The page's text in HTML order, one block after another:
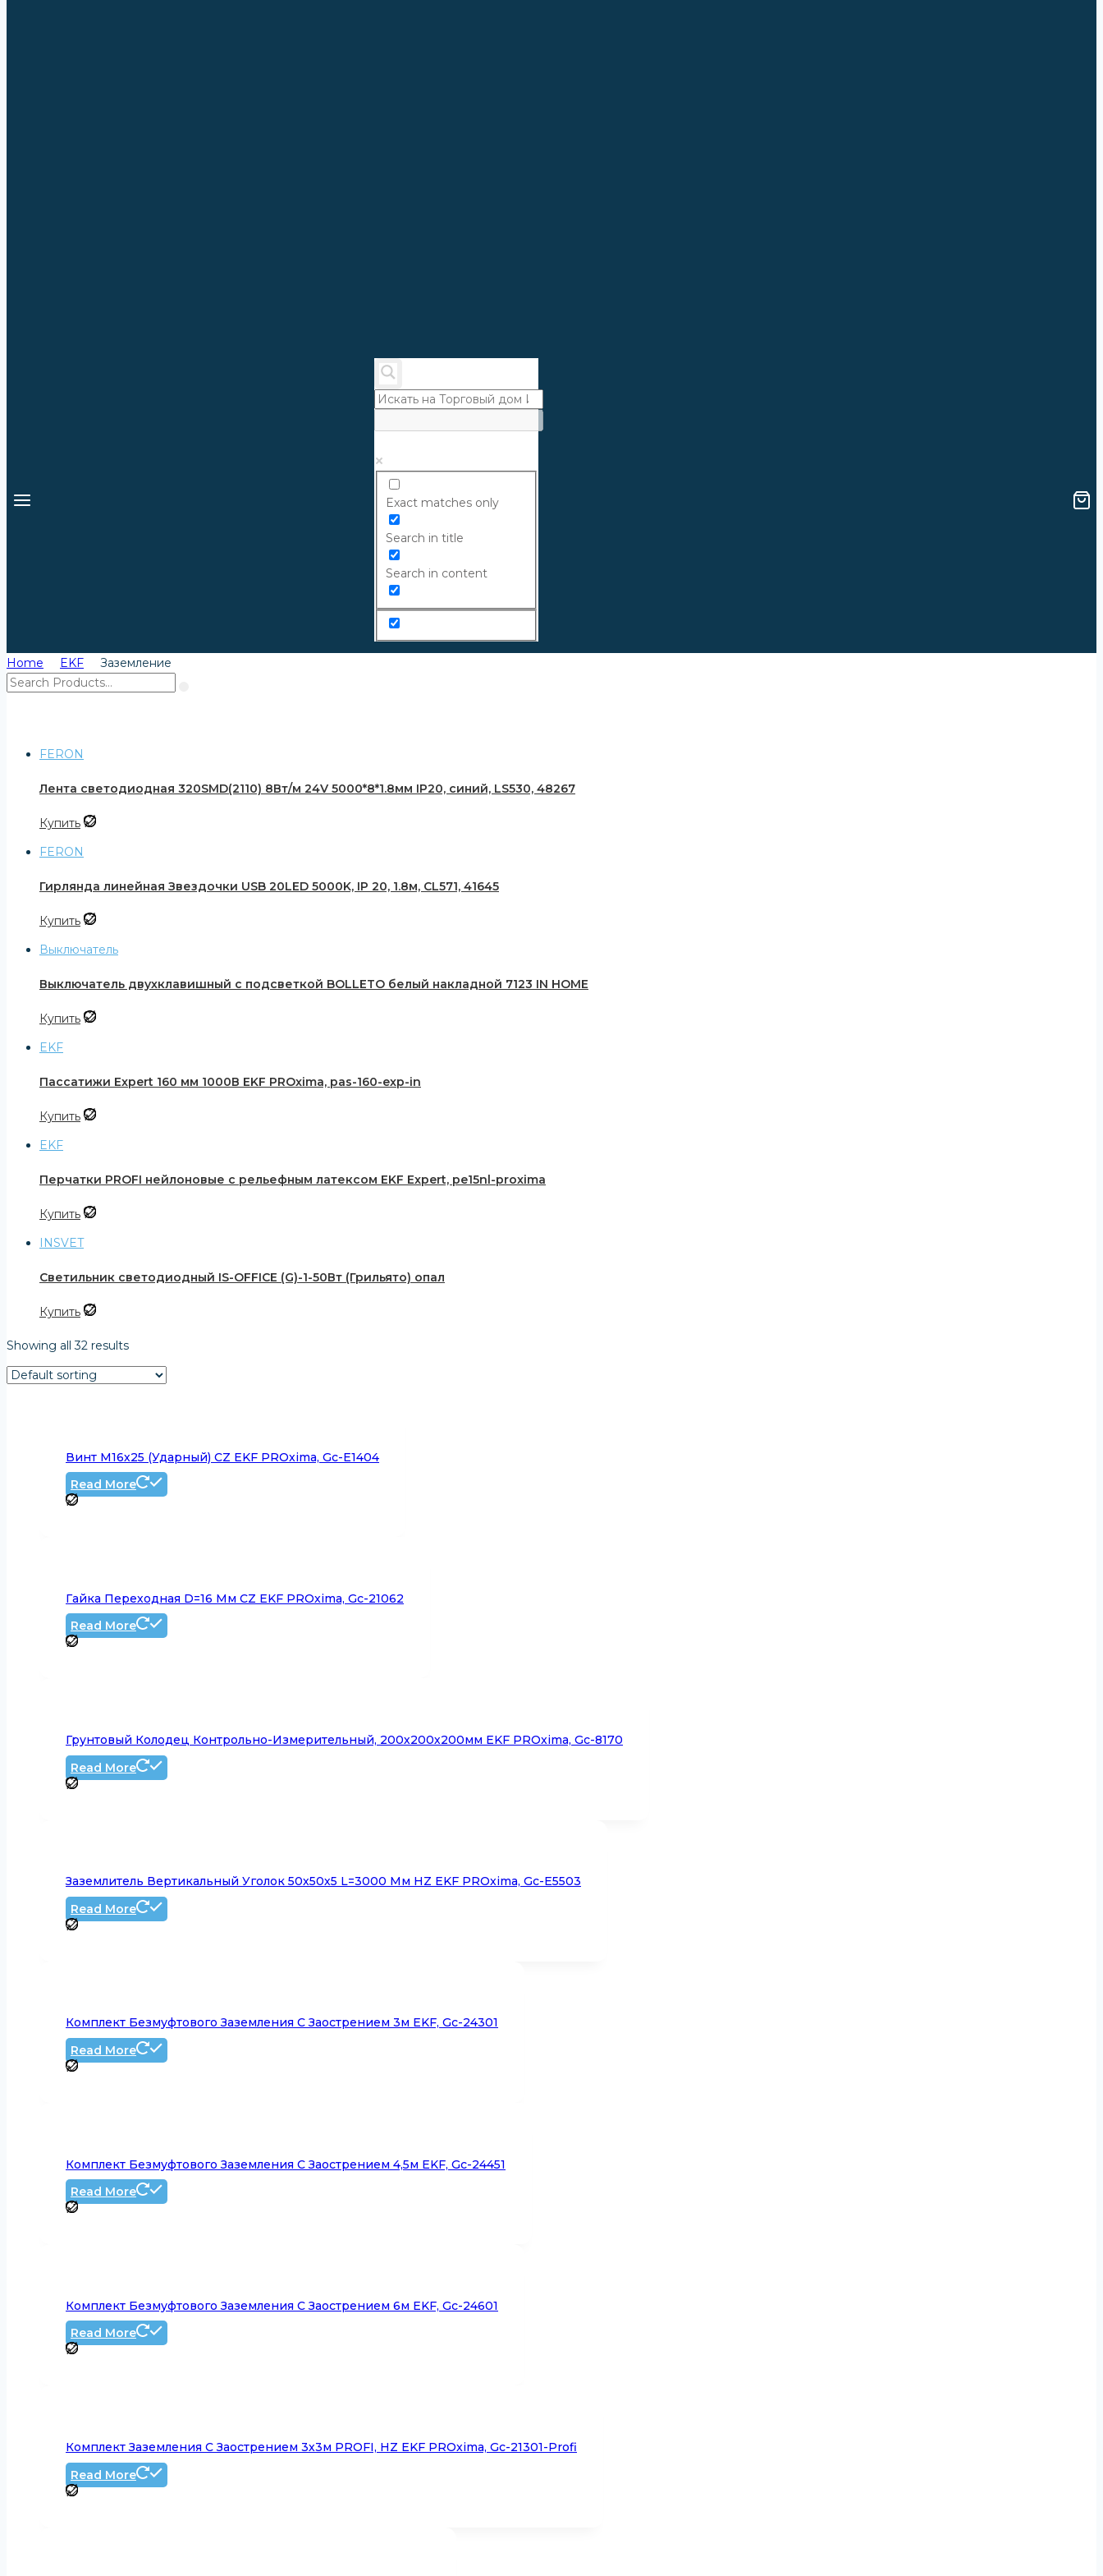
Exact matches only
Search in title
Search in content
Home EKF Заземление
FERON
Лента светодиодная 320SMD(2110) 8Вт/м 24V 5000*8*1.8мм IP20, синий, LS530, 48267
Купить
FERON
Гирлянда линейная Звездочки USB 20LED 5000K, IP 20, 1.8м, CL571, 41645
Купить
Выключатель
Выключатель двухклавишный с подсветкой BOLLETO белый накладной 7123 IN HOME
Купить
EKF
Пассатижи Expert 160 мм 1000В EKF PROxima, pas-160-exp-in
Купить
EKF
Перчатки PROFI нейлоновые с рельефным латексом EKF Expert, pe15nl-proxima
Купить
INSVET
Светильник светодиодный IS-OFFICE (G)-1-50Вт (Грильято) опал
Купить
Showing all 32 results
Винт M16х25 (ударный) CZ EKF PROxima, Gc-E1404
Read More
Гайка Переходная D=16 Мм CZ EKF PROxima, Gc-21062
Read More
Грунтовый Колодец Контрольно-Измерительный, 200х200х200мм EKF PROxima, Gc-8170
Read More
Заземлитель Вертикальный Уголок 50х50х5 L=3000 Мм HZ EKF PROxima, Gc-E5503
Read More
Комплект Безмуфтового Заземления С Заострением 3м EKF, Gc-24301
Read More
Комплект Безмуфтового Заземления С Заострением 4,5м EKF, Gc-24451
Read More
Комплект Безмуфтового Заземления С Заострением 6м EKF, Gc-24601
Read More
Комплект Заземления С Заострением 3х3м PROFI, HZ EKF PROxima, Gc-21301-Profi
Read More